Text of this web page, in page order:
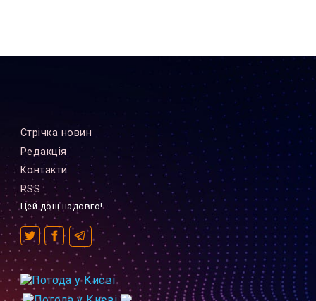
Стрiчка новин
Редакцiя
Контакти
RSS
Цей дощ надовго!